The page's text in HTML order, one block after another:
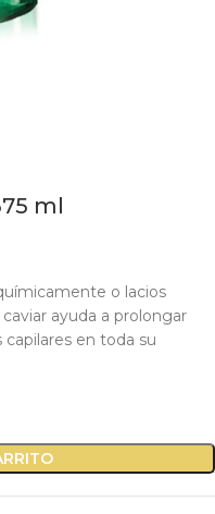
ml
o lacios
ayuda a prolongar
en toda su